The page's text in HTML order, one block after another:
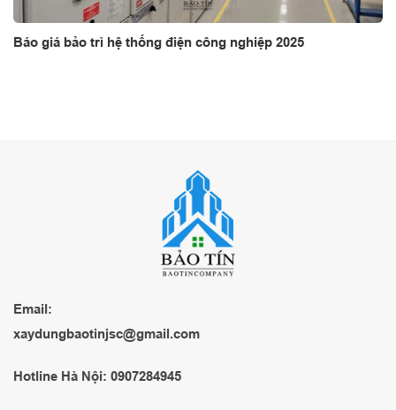
Báo giá bảo trì hệ thống điện công nghiệp 2025
Email:
xaydungbaotinjsc@gmail.com
Hotline Hà Nội: 0907284945